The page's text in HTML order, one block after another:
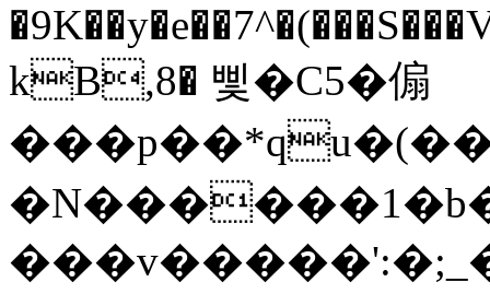
kB,8� 삧�C5�傓
���v�����